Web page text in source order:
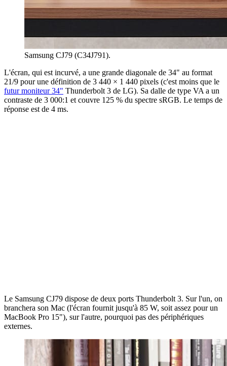
Samsung CJ79 (C34J791).
L'écran, qui est incurvé, a une grande diagonale de 34" au format
21/9 pour une définition de 3 440 × 1 440 pixels (c'est moins que le
futur moniteur 34" Thunderbolt 3 de LG). Sa dalle de type VA a un
contraste de 3 000:1 et couvre 125 % du spectre sRGB. Le temps de
réponse est de 4 ms.
Le Samsung CJ79 dispose de deux ports Thunderbolt 3. Sur l'un, on
branchera son Mac (l'écran fournit jusqu'à 85 W, soit assez pour un
MacBook Pro 15"), sur l'autre, pourquoi pas des périphériques
externes.